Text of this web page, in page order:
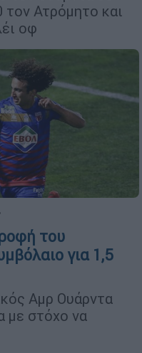
τον Ατρόμητο και
οφ
του
για 1,5
Αμρ Ουάρντα
με στόχο να